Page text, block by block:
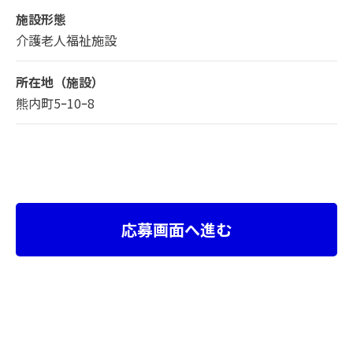
施設形態
介護老人福祉施設
所在地（施設）
熊内町5ｰ10ｰ8
応募画面へ進む